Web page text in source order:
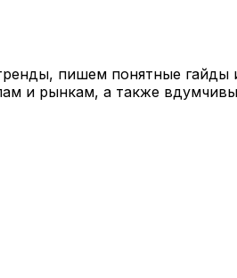
пишем понятные гайды
и рынкам, а также